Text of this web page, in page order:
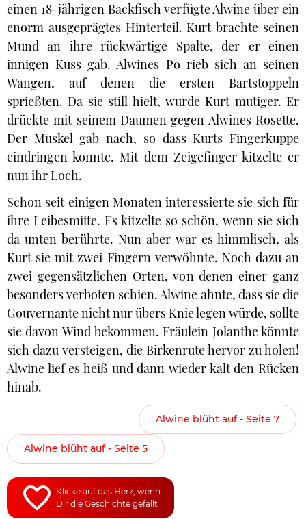
einen 18-jährigen Backfisch verfügte Alwine über ein
enorm ausgeprägtes Hinterteil. Kurt brachte seinen
Mund an ihre rückwärtige Spalte, der er einen
innigen Kuss gab. Alwines Po rieb sich an seinen
Wangen, auf denen die ersten Bartstoppeln
sprießten. Da sie still hielt, wurde Kurt mutiger. Er
drückte mit seinem Daumen gegen Alwines Rosette.
Der Muskel gab nach, so dass Kurts Fingerkuppe
eindringen konnte. Mit dem Zeigefinger kitzelte er
nun ihr Loch.
Schon seit einigen Monaten interessierte sie sich für
ihre Leibesmitte. Es kitzelte so schön, wenn sie sich
da unten berührte. Nun aber war es himmlisch, als
Kurt sie mit zwei Fingern verwöhnte. Noch dazu an
zwei gegensätzlichen Orten, von denen einer ganz
besonders verboten schien. Alwine ahnte, dass sie die
Gouvernante nicht nur übers Knie legen würde, sollte
sie davon Wind bekommen. Fräulein Jolanthe könnte
sich dazu versteigen, die Birkenrute hervor zu holen!
Alwine lief es heiß und dann wieder kalt den Rücken
hinab.
Alwine blüht auf - Seite 7
Alwine blüht auf - Seite 5
Klicke auf das Herz, wenn
Dir die Geschichte gefällt